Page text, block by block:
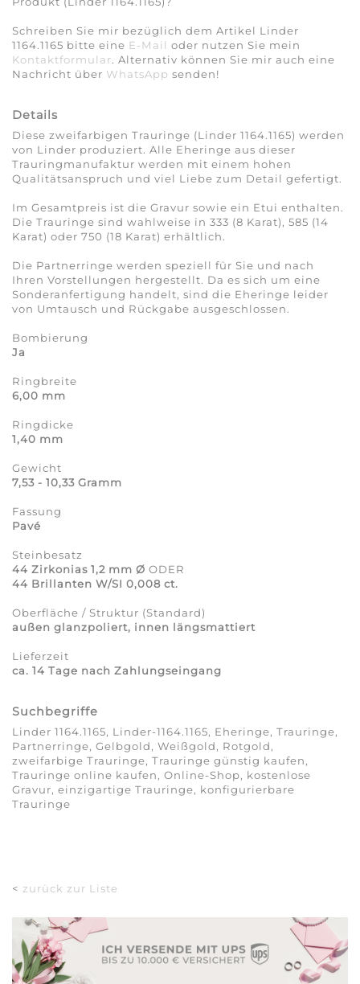
Schreiben Sie mir bezüglich dem Artikel Linder
1164.1165 bitte eine E-Mail oder nutzen Sie mein
Kontaktformular. Alternativ können Sie mir auch eine
Nachricht über WhatsApp senden!
Details
Diese zweifarbigen Trauringe (Linder 1164.1165) werden
von Linder produziert. Alle Eheringe aus dieser
Trauringmanufaktur werden mit einem hohen
Qualitätsanspruch und viel Liebe zum Detail gefertigt.
Im Gesamtpreis ist die Gravur sowie ein Etui enthalten.
Die Trauringe sind wahlweise in 333 (8 Karat), 585 (14
Karat) oder 750 (18 Karat) erhältlich.
Die Partnerringe werden speziell für Sie und nach
Ihren Vorstellungen hergestellt. Da es sich um eine
Sonderanfertigung handelt, sind die Eheringe leider
von Umtausch und Rückgabe ausgeschlossen.
Bombierung
Ja
Ringbreite
6,00 mm
Ringdicke
1,40 mm
Gewicht
7,53 - 10,33 Gramm
Fassung
Pavé
Steinbesatz
44 Zirkonias 1,2 mm Ø ODER
44 Brillanten W/SI 0,008 ct.
Oberfläche / Struktur (Standard)
außen glanzpoliert, innen längsmattiert
Lieferzeit
ca. 14 Tage nach Zahlungseingang
Suchbegriffe
Linder 1164.1165, Linder-1164.1165, Eheringe, Trauringe,
Partnerringe, Gelbgold, Weißgold, Rotgold,
zweifarbige Trauringe, Trauringe günstig kaufen,
Trauringe online kaufen, Online-Shop, kostenlose
Gravur, einzigartige Trauringe, konfigurierbare
Trauringe
< zurück zur Liste